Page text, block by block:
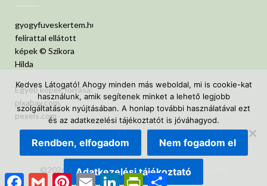
gyogyfuveskertem.hu
felirattal ellátott
képek © Szikora
Hilda
Egyéb képek forrása:
pixabay.com,
pexels.com
©2026 GyógyfüvesKertem| Design:Newspaperly
WordPress Theme
Facebook
Gmail Pinterest
Email LinkedInPrintFriendly
Ossza
Kedves Látogató! Ahogy minden más weboldal, mi is cookie-kat
használunk, amik segítenek minket a lehető legjobb
szolgáltatások nyújtásában. A honlap további használatával ezt
és az adatkezelési tájékoztatót is jóváhagyod.
Rendben, elfogadom Nem fogadom el
Adatkezelési tájékoztató